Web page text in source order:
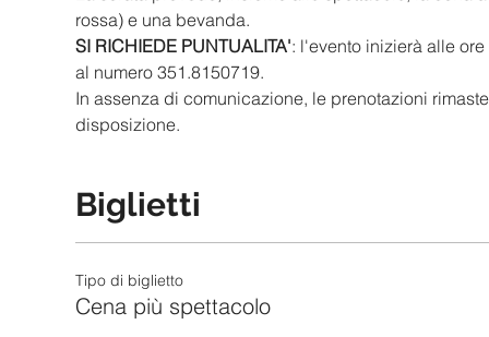
rossa) e una bevanda.
SI RICHIEDE PUNTUALITA': l'evento inizierà alle
al numero 351.8150719.
In assenza di comunicazione, le prenotazioni
disposizione.
Biglietti
Tipo di biglietto
Cena più spettacolo